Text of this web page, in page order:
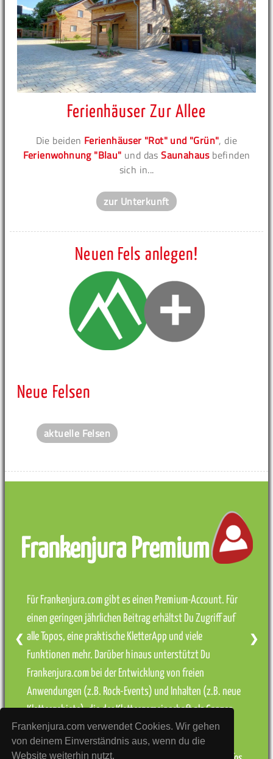
Frankenjura.com verwendet Cookies. Wir gehen
von deinem Einverständnis aus, wenn du die
Website weiterhin nutzt.
Ferienhäuser Zur Allee
Die beiden Ferienhäuser "Rot" und "Grün", die
Ferienwohnung "Blau" und dasSaunahausbefinden
sich in...
zur Unterkunft
Neuen Fels anlegen!
Neue Felsen
aktuelle Felsen
Frankenjura Premium
Für Frankenjura.com gibt es einen Premium-Account. Für
einen geringen jährlichen Beitrag erhältst Du Zugriff auf
alle Topos, eine praktische KletterApp und viele
Funktionen mehr. Darüber hinaus unterstützt Du
Frankenjura.com bei der Entwicklung von freien
Anwendungen (z.B. Rock-Events) und Inhalten (z.B. neue
Klettergebiete), die der Klettergemeinschaft als Ganzes
zugutekommen.
❮ ❯